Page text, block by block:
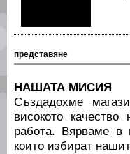
представяне
НАШАТА МИСИЯ
Създадохме
високото
работа. Вярваме в
които избират